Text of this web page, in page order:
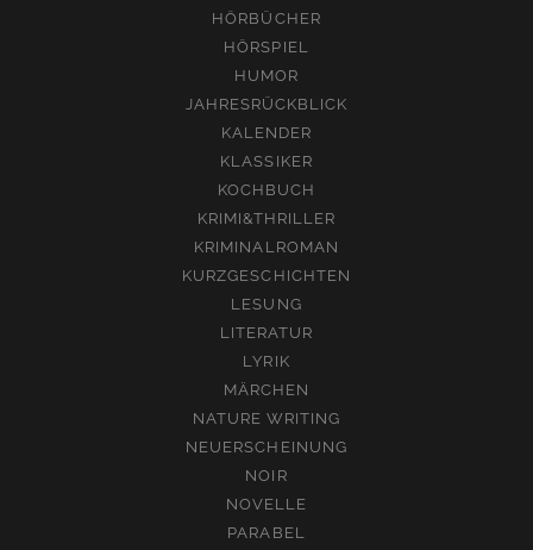
HÖRBÜCHER
HÖRSPIEL
HUMOR
JAHRESRÜCKBLICK
KALENDER
KLASSIKER
KOCHBUCH
KRIMI&THRILLER
KRIMINALROMAN
KURZGESCHICHTEN
LESUNG
LITERATUR
LYRIK
MÄRCHEN
NATURE WRITING
NEUERSCHEINUNG
NOIR
NOVELLE
PARABEL